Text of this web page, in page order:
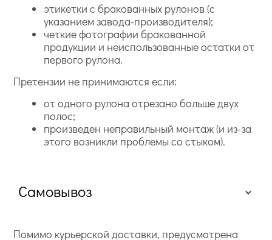
этикетки с бракованных рулонов (с
указанием завода-производителя);
четкие фотографии бракованной
продукции и неиспользованные остатки от
первого рулона.
Претензии не принимаются если:
от одного рулона отрезано больше двух
полос;
произведен неправильный монтаж (и из-за
этого возникли проблемы со стыком).
Самовывоз
Помимо курьерской доставки, предусмотрена